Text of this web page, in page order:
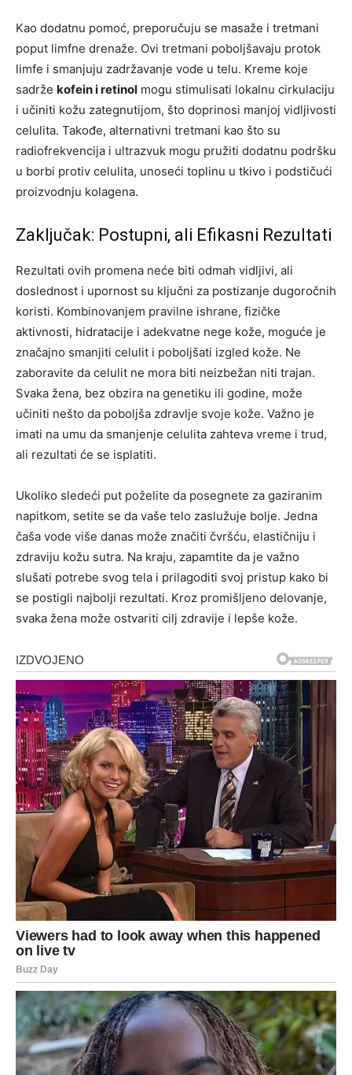
Kao dodatnu pomoć, preporučuju se masaže i tretmani
poput limfne drenaže. Ovi tretmani poboljšavaju protok
limfe i smanjuju zadržavanje vode u telu. Kreme koje
sadrže kofein i retinol mogu stimulisati lokalnu cirkulaciju
i učiniti kožu zategnutijom, što doprinosi manjoj vidljivosti
celulita. Takođe, alternativni tretmani kao što su
radiofrekvencija i ultrazvuk mogu pružiti dodatnu podršku
u borbi protiv celulita, unoseći toplinu u tkivo i podstičući
proizvodnju kolagena.
Zaključak: Postupni, ali Efikasni Rezultati
Rezultati ovih promena neće biti odmah vidljivi, ali
doslednost i upornost su ključni za postizanje dugoročnih
koristi. Kombinovanjem pravilne ishrane, fizičke
aktivnosti, hidratacije i adekvatne nege kože, moguće je
značajno smanjiti celulit i poboljšati izgled kože. Ne
zaboravite da celulit ne mora biti neizbežan niti trajan.
Svaka žena, bez obzira na genetiku ili godine, može
učiniti nešto da poboljša zdravlje svoje kože. Važno je
imati na umu da smanjenje celulita zahteva vreme i trud,
ali rezultati će se isplatiti.
Ukoliko sledeći put poželite da posegnete za gaziranim
napitkom, setite se da vaše telo zaslužuje bolje. Jedna
čaša vode više danas može značiti čvršću, elastičniju i
zdraviju kožu sutra. Na kraju, zapamtite da je važno
slušati potrebe svog tela i prilagoditi svoj pristup kako bi
se postigli najbolji rezultati. Kroz promišljeno delovanje,
svaka žena može ostvariti cilj zdravije i lepše kože.